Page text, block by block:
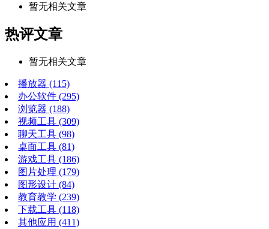
暂无相关文章
热评文章
暂无相关文章
播放器 (115)
办公软件 (295)
浏览器 (188)
视频工具 (309)
聊天工具 (98)
桌面工具 (81)
游戏工具 (186)
图片处理 (179)
图形设计 (84)
教育教学 (239)
下载工具 (118)
其他应用 (411)